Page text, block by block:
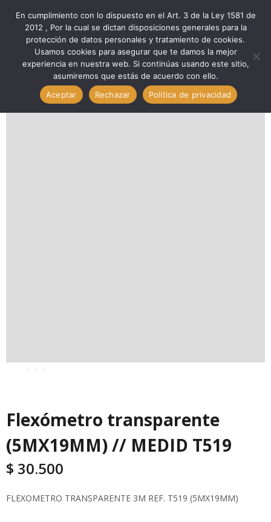
Marcas
Medid
Flexómetro Transparente (5MX19MM) // MEDID T519
Flexómetro transparente
(5MX19MM) // MEDID T519
$ 30.500
FLEXOMETRO TRANSPARENTE 3M REF. T519 (5MX19MM)
En cumplimiento con lo dispuesto en el Art. 3 de la Ley 1581 de
2012 , Por la cual se dictan disposiciones generales para la
protección de datos personales y tratamiento de cookies.
Usamos cookies para asegurar que te damos la mejor
experiencia en nuestra web. Si continúas usando este sitio,
asumiremos que estás de acuerdo con ello.
Aceptar
Rechazar Política de privacidad